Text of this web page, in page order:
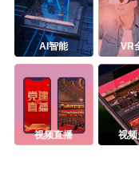
AI智能 VR
视频直播 视